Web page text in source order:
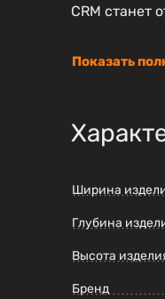
CRM станет
Показать
Ширина
Глубина
Высота
Бренд